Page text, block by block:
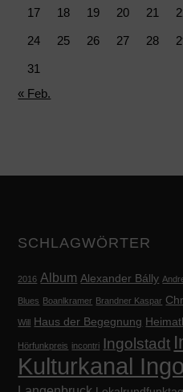
17 18 19 20 21
24 25 26 27 28
31
« Feb.
SCHLAGWÖRTER
2016 Album Alexander Bálly
Blues Boanlkramer Brandner Kaspar
Will Haus der Begegnung
Hörfunkpreis incontri Ingolstadt
Kulturkanal